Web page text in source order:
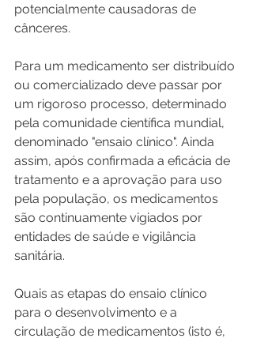
potencialmente causadoras de
cânceres.
Para um medicamento ser distribuído
ou comercializado deve passar por
um rigoroso processo, determinado
pela comunidade científica mundial,
denominado "ensaio clínico". Ainda
assim, após confirmada a eficácia de
tratamento e a aprovação para uso
pela população, os medicamentos
são continuamente vigiados por
entidades de saúde e vigilância
sanitária.
Quais as etapas do ensaio clínico
para o desenvolvimento e a
circulação de medicamentos (isto é,